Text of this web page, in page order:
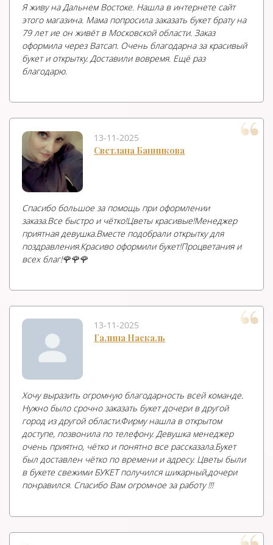
Я живу на Дальнем Востоке. Нашла в интернете сайт
этого магазина. Мама попросила заказать букет брату на
79 лет ие он живёт в Московской области. Заказ
оформила через Ватсап. Очень благодарна за красивый
букет и открытку. Доставили вовремя. Ещё раз
благодарю.
13-11-2025
Светлана Банникова
Спасибо большое за помощь при оформлении
заказа.Все быстро и чётко!Цветы красивые!Менеджер
приятная девушка.Вместе подобрали открытку для
поздравления.Красиво оформили букет!Процветания и
всех благ!🌹🌹🌹
13-11-2025
Галина Наскаль
Хочу выразить огромную благодарность всей команде.
Нужно было срочно заказать букет дочери в другой
город из другой области.Фирму нашла в открытом
доступе, позвонила по телефону. Девушка менеджер
очень приятно, чётко и понятно все рассказала.Букет
был доставлен чётко по времени и адресу. Цветы были
в букете свежими БУКЕТ получился шикарный,дочери
понравился. Спасибо Вам огромное за работу !!!